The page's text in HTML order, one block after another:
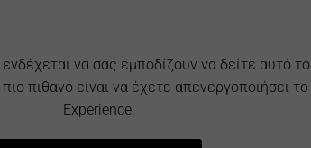
να σας εμποδίζουν να δείτε αυτό το
πιθανό είναι να έχετε απενεργοποιήσει το
Experience.